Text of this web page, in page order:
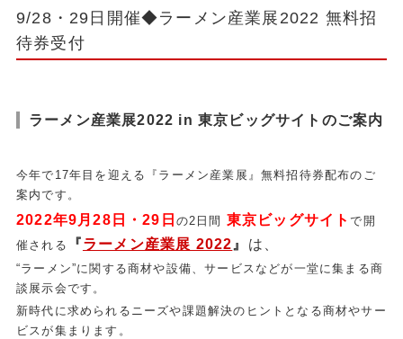
9/28・29日開催◆ラーメン産業展2022 無料招
待券受付
ラーメン産業展2022 in 東京ビッグサイトのご案内
今年で17年目を迎える『ラーメン産業展』無料招待券配布のご
案内です。
2022年9月28日・29日 の2日間 東京ビッグサイトで開
催される
『ラーメン産業展 2022 』 は、
“ラーメン”に関する商材や設備、サービスなどが一堂に集まる商
談展示会です。
新時代に求められるニーズや課題解決のヒントとなる商材やサー
ビスが集まります。